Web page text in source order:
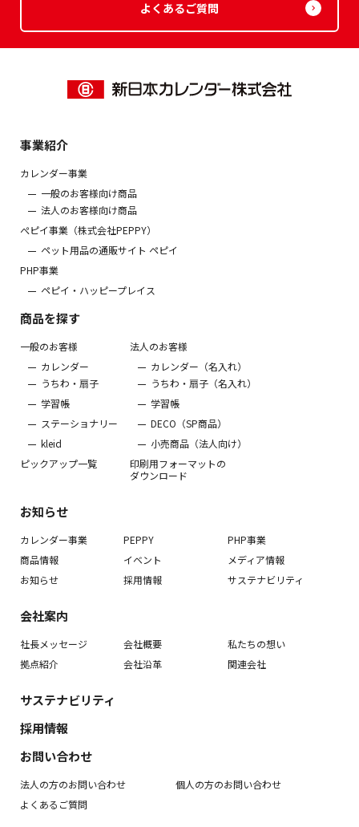
よくあるご質問
事業紹介
カレンダー事業
一般のお客様向け商品
法人のお客様向け商品
ぺピイ事業（株式会社PEPPY）
ペット用品の通販サイト ペピイ
PHP事業
ペピイ・ハッピープレイス
商品を探す
一般のお客様
カレンダー
うちわ・扇子
学習帳
ステーショナリー
kleid
ピックアップ一覧
法人のお客様
カレンダー（名入れ）
うちわ・扇子（名入れ）
学習帳
DECO（SP商品）
小売商品（法人向け）
印刷用フォーマットの
ダウンロード
お知らせ
カレンダー事業 PEPPY
PHP事業
商品情報
イベント
メディア情報
お知らせ
採用情報 サステナビリティ
会社案内
社長メッセージ 会社概要
私たちの想い
拠点紹介
会社沿革 関連会社
サステナビリティ
採用情報
お問い合わせ
法人の方のお問い合わせ
個人の方のお問い合わせ
よくあるご質問